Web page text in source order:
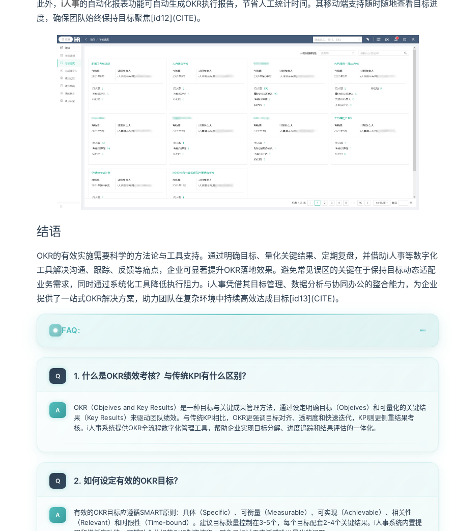
此外， i人事的自动化报表功能可自动生成OKR执行报告，节省人工统计时间。其移动端支持随时随地查看目标进
度，确保团队始终保持目标聚焦[id12](CITE)。
结语
OKR的有效实施需要科学的方法论与工具支持。通过明确目标、量化关键结果、定期复盘，并借助i人事等数字化
工具解决沟通、跟踪、反馈等痛点，企业可显著提升OKR落地效果。避免常见误区的关键在于保持目标动态适配
业务需求，同时通过系统化工具降低执行阻力。i人事凭借其目标管理、数据分析与协同办公的整合能力，为企业
提供了一站式OKR解决方案，助力团队在复杂环境中持续高效达成目标[id13](CITE)。
FAQ:
Q 1. 什么是OKR绩效考核？与传统KPI有什么区别？
A
OKR（Objeives and Key Results）是一种目标与关键成果管理方法，通过设定明确目标（Objeives）和可量化的关键结
果（Key Results）来驱动团队绩效。与传统KPI相比，OKR更强调目标对齐、透明度和快速迭代，KPI则更侧重结果考
核。i人事系统提供OKR全流程数字化管理工具，帮助企业实现目标分解、进度追踪和结果评估的一体化。
Q 2. 如何设定有效的OKR目标？
A
有效的OKR目标应遵循SMART原则：具体（Specific）、可衡量（Measurable）、可实现（Achievable）、相关性
（Relevant）和时限性（Time-bound）。建议目标数量控制在3-5个，每个目标配套2-4个关键结果。i人事系统内置提